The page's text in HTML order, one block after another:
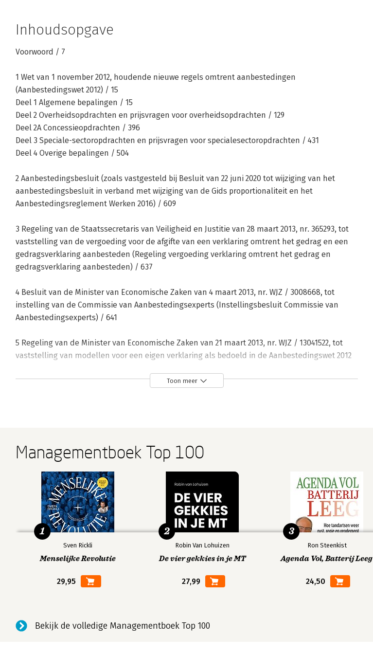
Inhoudsopgave
Voorwoord / 7
1 Wet van 1 november 2012, houdende nieuwe regels omtrent aanbestedingen
(Aanbestedingswet 2012) / 15
Deel 1 Algemene bepalingen / 15
Deel 2 Overheidsopdrachten en prijsvragen voor overheidsopdrachten / 129
Deel 2A Concessieopdrachten / 396
Deel 3 Speciale-sectoropdrachten en prijsvragen voor specialesectoropdrachten / 431
Deel 4 Overige bepalingen / 504
2 Aanbestedingsbesluit (zoals vastgesteld bij Besluit van 22 juni 2020 tot wijziging van het
aanbestedingsbesluit in verband met wijziging van de Gids proportionaliteit en het
Aanbestedingsreglement Werken 2016) / 609
3 Regeling van de Staatssecretaris van Veiligheid en Justitie van 28 maart 2013, nr. 365293, tot
vaststelling van de vergoeding voor de afgifte van een verklaring omtrent het gedrag en een
gedragsverklaring aanbesteden (Regeling vergoeding verklaring omtrent het gedrag en
gedragsverklaring aanbesteden) / 637
4 Besluit van de Minister van Economische Zaken van 4 maart 2013, nr. WJZ / 3008668, tot
instelling van de Commissie van Aanbestedingsexperts (Instellingsbesluit Commissie van
Aanbestedingsexperts) / 641
5 Regeling van de Minister van Economische Zaken van 21 maart 2013, nr. WJZ / 13041522, tot
vaststelling van modellen voor een eigen verklaring als bedoeld in de Aanbestedingswet 2012
Aanbestedingsdocument (Voor de EER relevante tekst) en Uniform Europees
Aanbestedingsdocument 2020 op basis van de meest recente versie van het formulier van 17
juli 2020 / 827
Bijlage 4 Diensten bedoeld in artikel 74 van Richtlijn 2014/24/EU / 853
Bijlage 5 Diensten in de zin van artikel 91 van Richtlijn 2014/25/EU / 855
Bijlage 6 Bijlage 1 van richtlijn 2014/23/EU (lijst van de in artikel 5, punt 7, bedoelde activiteiten)
Bijlage 7 Bijlage 2 van richtlijn 2014/24/EU (lijst van werkzaamheden in de zin van artikel 2, lid 1,
punt 6, onder a) / 863
Bijlage 8 Bijlage 1 van richtlijn 2014/25/EU (lijst van activiteiten in de zin van artikel 2, punt 2,
Toon meer
Managementboek Top 100
Sven Rickli
Menselijke Revolutie
29,95
1
Robin Van Lohuizen
De vier gekkies in je MT
27,99
2
Ron Steenkist
Agenda Vol, Batterij Leeg
24,50
3
Bekijk de volledige Managementboek Top 100